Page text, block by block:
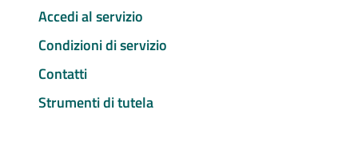
Accedi al servizio
Condizioni di servizio
Contatti
Strumenti di tutela